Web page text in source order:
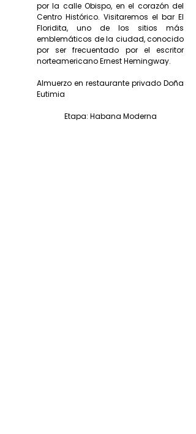
por la calle Obispo, en el corazón del
Centro Histórico. Visitaremos el bar El
Floridita, uno de los sitios más
emblemáticos de la ciudad, conocido
por ser frecuentado por el escritor
norteamericano Ernest Hemingway.
Almuerzo en restaurante privado Doña
Eutimia
Etapa: Habana Moderna